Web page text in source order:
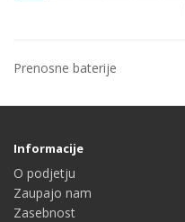
Prenosne baterije
Informacije
O podjetju
Zaupajo nam
Zasebnost